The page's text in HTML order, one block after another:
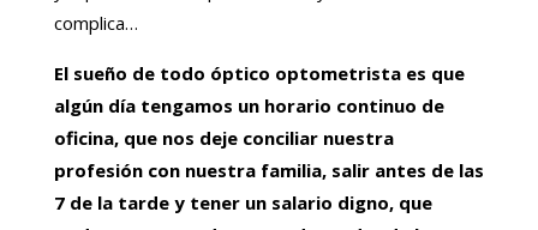
complica…
El sueño de todo óptico optometrista es que
algún día tengamos un horario continuo de
oficina, que nos deje conciliar nuestra
profesión con nuestra familia, salir antes de las
7 de la tarde y tener un salario digno, que